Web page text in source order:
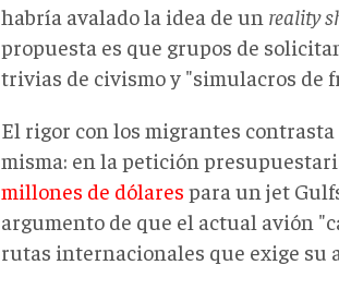
habría avalado la idea de un reality
propuesta es que grupos de
trivias de civismo y "simulacros de
El rigor con los migrantes
misma: en la petición
millones de dólares para un jet
argumento de que el actual avión
rutas internacionales que exige su